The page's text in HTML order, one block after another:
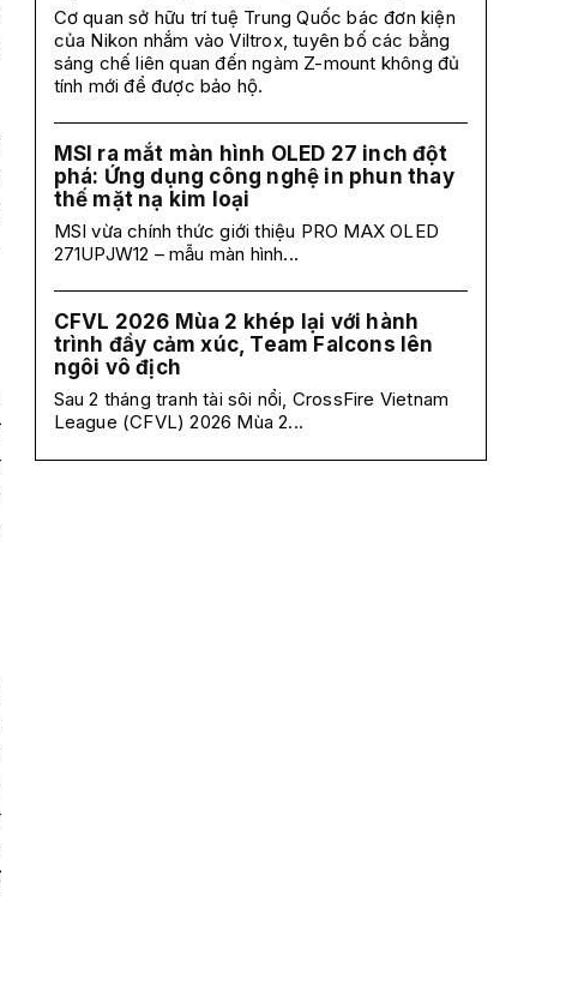
Cơ quan sở hữu trí tuệ Trung Quốc bác đơn kiện
của Nikon nhắm vào Viltrox, tuyên bố các bằng
sáng chế liên quan đến ngàm Z-mount không đủ
tính mới để được bảo hộ.
MSI ra mắt màn hình OLED 27 inch đột
phá: Ứng dụng công nghệ in phun thay
thế mặt nạ kim loại
MSI vừa chính thức giới thiệu PRO MAX OLED
271UPJW12 – mẫu màn hình...
CFVL 2026 Mùa 2 khép lại với hành
trình đầy cảm xúc, Team Falcons lên
ngôi vô địch
Sau 2 tháng tranh tài sôi nổi, CrossFire Vietnam
League (CFVL) 2026 Mùa 2...